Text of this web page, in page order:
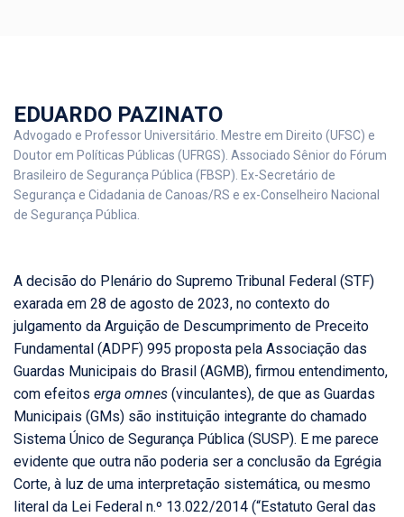
EDUARDO PAZINATO
Advogado e Professor Universitário. Mestre em Direito (UFSC) e
Doutor em Políticas Públicas (UFRGS). Associado Sênior do Fórum
Brasileiro de Segurança Pública (FBSP). Ex-Secretário de
Segurança e Cidadania de Canoas/RS e ex-Conselheiro Nacional
de Segurança Pública.
A decisão do Plenário do Supremo Tribunal Federal (STF)
exarada em 28 de agosto de 2023, no contexto do
julgamento da Arguição de Descumprimento de Preceito
Fundamental (ADPF) 995 proposta pela Associação das
Guardas Municipais do Brasil (AGMB), firmou entendimento,
com efeitos erga omnes (vinculantes), de que as Guardas
Municipais (GMs) são instituição integrante do chamado
Sistema Único de Segurança Pública (SUSP). E me parece
evidente que outra não poderia ser a conclusão da Egrégia
Corte, à luz de uma interpretação sistemática, ou mesmo
literal da Lei Federal n.º 13.022/2014 (“Estatuto Geral das